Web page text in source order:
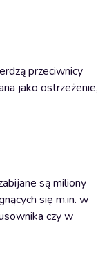
przeciwnicy
jako ostrzeżenie,
są miliony
się m.in. w
czy w